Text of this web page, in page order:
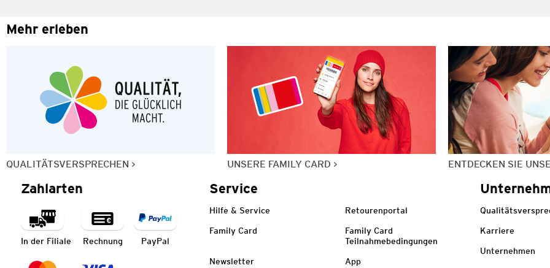
Mehr erleben
QUALITÄTSVERSPRECHEN UNSERE FAMILY CARD ENTDECKEN SIE
Zahlarten
In der Filiale Rechnung PayPal
Service
Hilfe & Service Retourenportal
Family Card
Family Card
Teilnahmebedingungen
Newsletter App
Karriere
Unternehmen